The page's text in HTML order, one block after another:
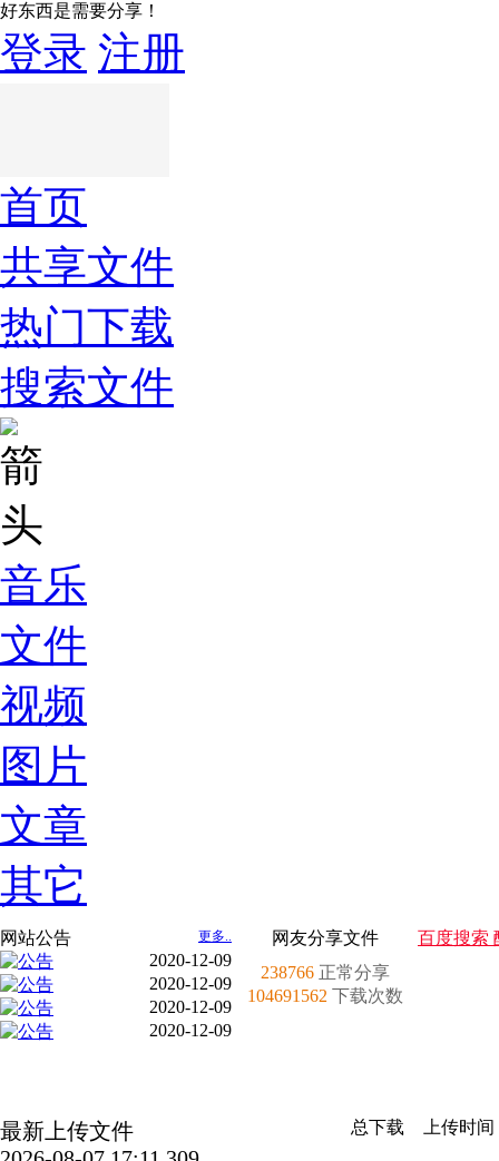
好东西是需要分享！
登录 注册
首页
共享文件
热门下载
搜索文件
音乐
文件
视频
图片
文章
其它
更多..
网站公告
2020-12-09
2020-12-09
2020-12-09
2020-12-09
网友分享文件
238766 正常分享
104691562 下载次数
百度搜索
最新上传文件 上传时间
总下载